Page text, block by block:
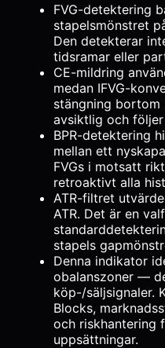
FVG-detektering
stapelsmönstret
Den detekterar
tidsramar eller
CE-mildring
medan IFVG-
stängning bortom
avsiktlig och
BPR-detektering
mellan ett
FVGs i motsatt
retroaktivt alla
ATR-filtret
ATR. Det är en
stapels
Denna indikator
obalanszoner —
köp-/säljsignaler.
Blocks,
och riskhantering
uppsättningar.